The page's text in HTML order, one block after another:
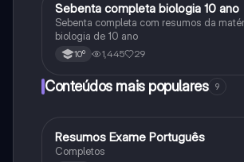
Biologia
Sebenta completa biologia 10 ano
Sebenta completa com resumos da
biologia de 10 ano
10º 1,445 29
Conteúdos mais populares 9
Português
Resumos Exame Português
Completos